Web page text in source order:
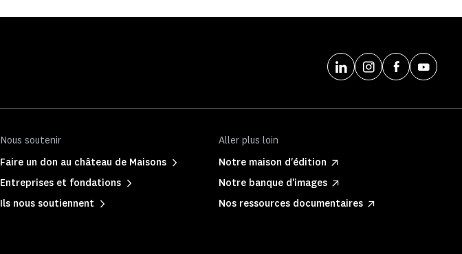
Nous soutenir
Faire un don au château de Maisons
Entreprises et fondations
Ils nous soutiennent
Aller plus loin
Notre maison d'édition
Notre banque d'images
Nos ressources documentaires